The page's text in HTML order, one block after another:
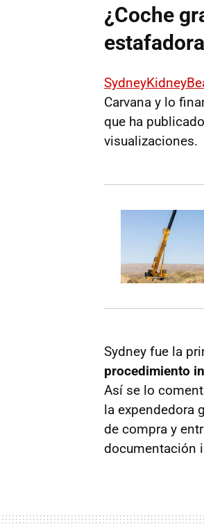
¿Coche
Carvana y lo
que ha
visualizaciones.
Sydney fue la
procedimiento
Así se lo
la expendedora
de compra y
documentación